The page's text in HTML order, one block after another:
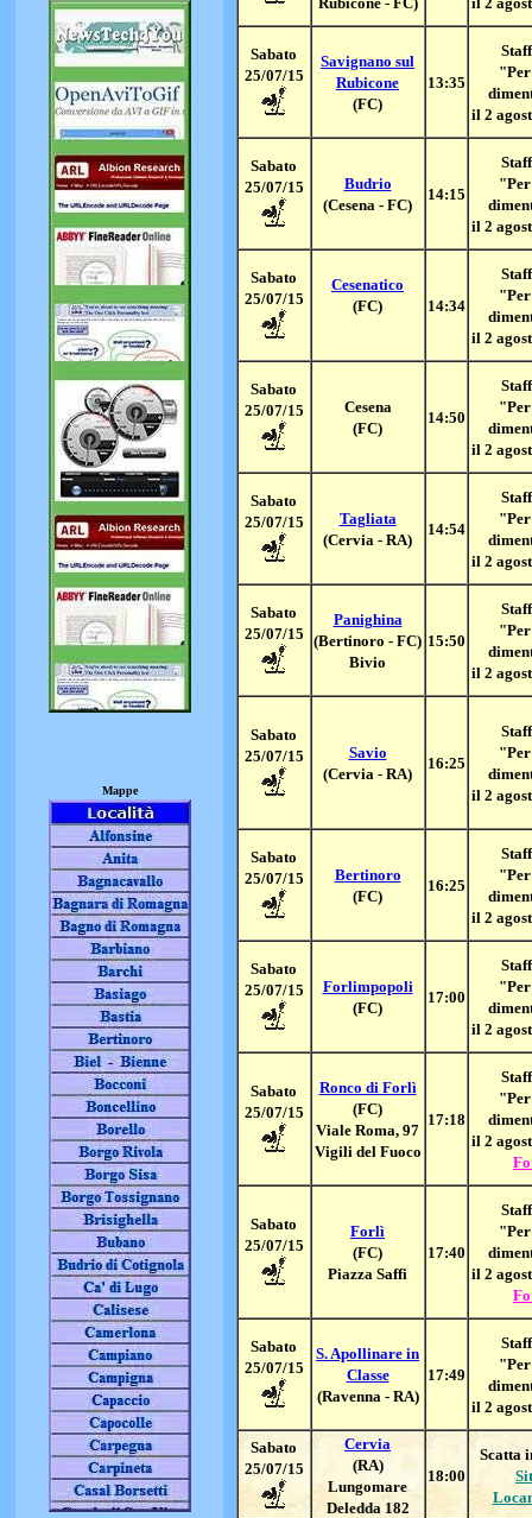
Sabato
25/07/15
Savignano sul
Rubicone
(FC)
13:35
il 2
Sabato
25/07/15
Budrio
(Cesena - FC)
14:15
il 2
Sabato
25/07/15
Cesenatico
(FC)
14:34
il 2
Sabato
25/07/15
Cesena
(FC)
14:50
il 2
Sabato
25/07/15
Tagliata
(Cervia - RA)
14:54
il 2
Sabato
25/07/15
Panighina
(Bertinoro - FC)
Bivio
15:50
il 2
Sabato
25/07/15
Savio
(Cervia - RA)
16:25
il 2
Sabato
25/07/15
Bertinoro
(FC)
16:25
il 2
Sabato
25/07/15
Forlimpopoli
(FC)
17:00
il 2
Sabato
25/07/15
Ronco di Forlì
(FC)
Viale Roma, 97
Vigili del Fuoco
17:18
il 2
Sabato
25/07/15
Forlì
(FC)
Piazza Saffi
17:40
il 2
Sabato
25/07/15
S. Apollinare in
Classe
(Ravenna - RA)
17:49
il 2
Sabato
25/07/15
Cervia
(RA)
Lungomare
Deledda 182
18:00
Scatta
Mappe